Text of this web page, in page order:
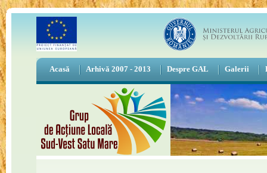
Acasă Arhivă 2007 - 2013 Despre GAL Galerii